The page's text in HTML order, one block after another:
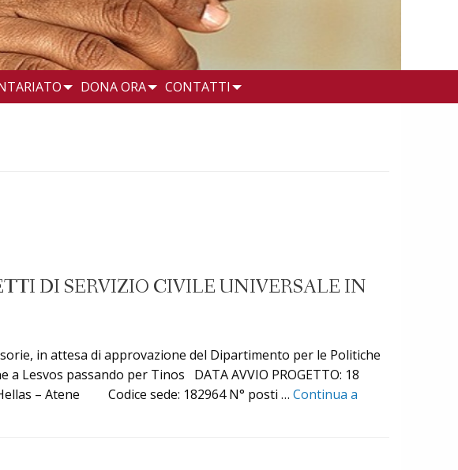
DONA ORA CONTATTI
DI SERVIZIO CIVILE UNIVERSALE IN
in attesa di approvazione del Dipartimento per le Politiche
Lesvos passando per Tinos DATA AVVIO PROGETTO: 18
Hellas – Atene Codice sede: 182964 N° posti … Continua a